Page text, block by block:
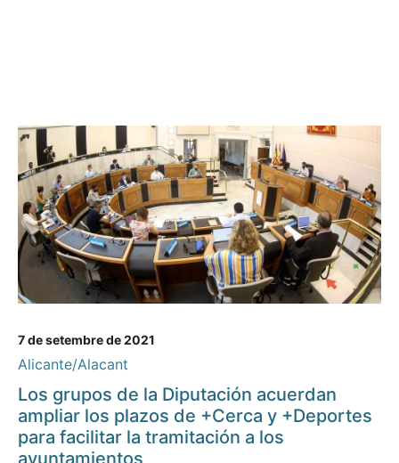
7 de setembre de 2021
Alicante/Alacant
Los grupos de la Diputación acuerdan
ampliar los plazos de +Cerca y +Deportes
para facilitar la tramitación a los